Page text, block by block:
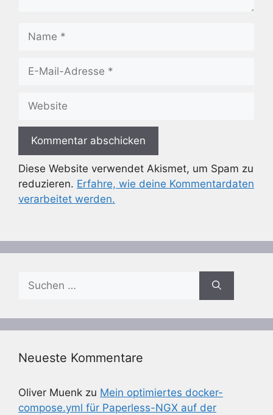
Name
Website
Diese Website verwendet Akismet, um Spam zu
reduzieren. Erfahre, wie deine Kommentardaten
verarbeitet werden.
nach:
Neueste Kommentare
Oliver Muenk zu Mein optimiertes docker-
compose.yml für Paperless-NGX auf der